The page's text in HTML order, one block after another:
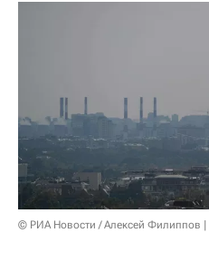
© РИА Новости / Алексей Филиппов